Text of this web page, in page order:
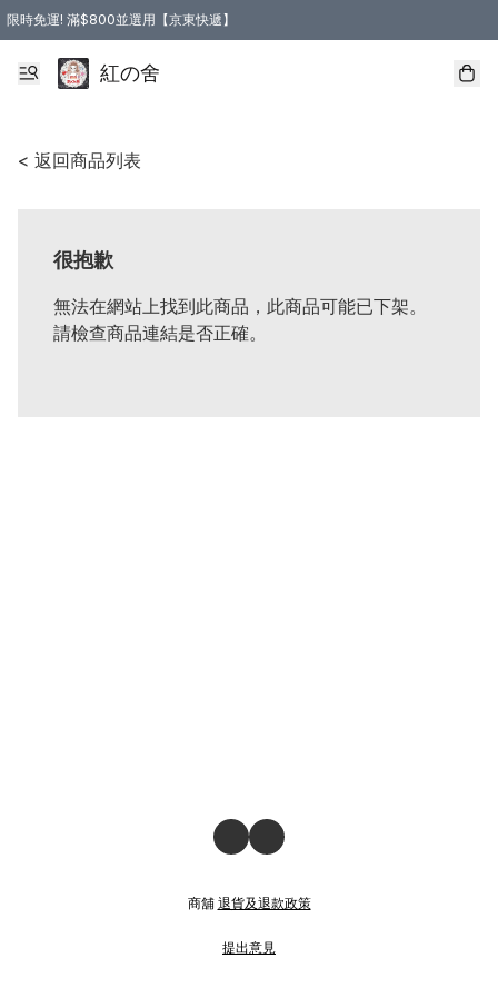
限時免運! 滿$800並選用【京東快遞】
紅の舍
< 返回商品列表
很抱歉
無法在網站上找到此商品，此商品可能已下架。
請檢查商品連結是否正確。
商舖 退貨及退款政策
提出意見